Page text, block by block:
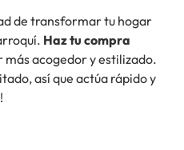
de transformar tu hogar
Haz tu compra
más acogedor y estilizado.
así que actúa rápido y